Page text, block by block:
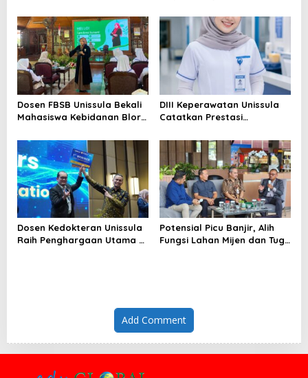
Dosen FBSB Unissula Bekali
Mahasiswa Kebidanan Blora
Public Speaking
DIII Keperawatan Unissula
Catatkan Prestasi
Mahasiswanya Lulus Uji
Kompetensi Nasional
Dosen Kedokteran Unissula
Raih Penghargaan Utama di
Potensial Picu Banjir, Alih
Fungsi Lahan Mijen dan Tugu
Add Comment